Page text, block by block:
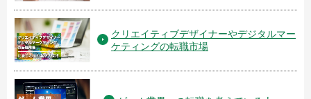
クリエイティブデザイナーやデジタルマー
ケティングの転職市場